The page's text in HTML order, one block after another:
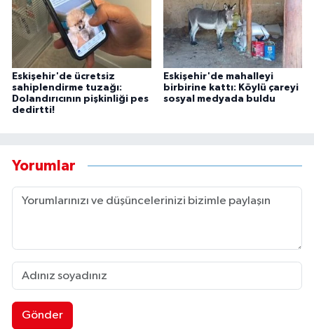
Eskişehir'de ücretsiz
sahiplendirme tuzağı:
Dolandırıcının pişkinliği pes
dedirtti!
Eskişehir'de mahalleyi
birbirine kattı: Köylü çareyi
sosyal medyada buldu
Yorumlar
Gönder